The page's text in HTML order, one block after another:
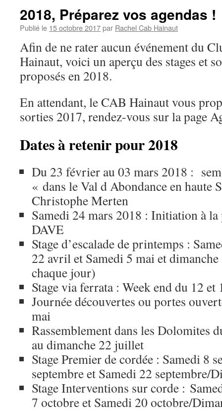
2018, Préparez vos agendas !
Publié le 15 octobre 2017par Rachel Cab Hainaut
Afin de ne rater aucun événement du
Hainaut, voici un aperçu des stages et
proposés en 2018.
En attendant, le CAB Hainaut vous
sorties 2017, rendez-vous sur la page
Dates à retenir pour 2018
Du 23 février au 03 mars 2018 :
« dans le Val d Abondance en haute
Christophe Merten
Samedi 24 mars 2018 : Initiation à la
DAVE
Stage d’escalade de printemps :
22 avril et Samedi 5 mai et
chaque jour)
Stage via ferrata : Week end du 12 et
Journée découvertes ou portes
mai
Rassemblement dans les Dolomites
au dimanche 22 juillet
Stage Premier de cordée : Samedi 8
septembre et Samedi 22 septembre/
Stage Interventions sur corde :
7 octobre et Samedi 20 octobre/